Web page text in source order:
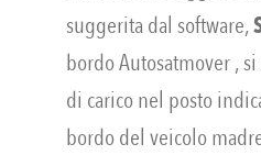
suggerita dal software,
bordo Autosatmover ,
di carico nel posto
bordo del veicolo